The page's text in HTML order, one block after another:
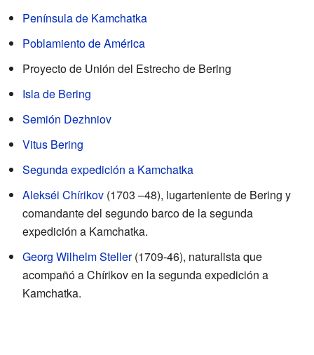
Península de Kamchatka
Poblamiento de América
Proyecto de Unión del Estrecho de Bering
Isla de Bering
Semión Dezhniov
Vitus Bering
Segunda expedición a Kamchatka
Alekséi Chírikov (1703 –48), lugarteniente de Bering y
comandante del segundo barco de la segunda
expedición a Kamchatka.
Georg Wilhelm Steller(1709-46), naturalista que
acompañó a Chírikov en la segunda expedición a
Kamchatka.